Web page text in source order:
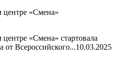
центре «Смена»
«Смена» стартовала
от Всероссийского...10.03.2025